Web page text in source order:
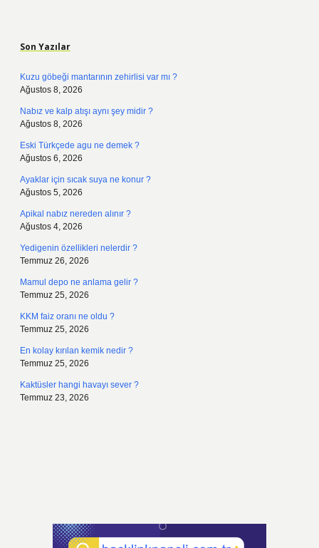
Son Yazılar
Kuzu göbeği mantarının zehirlisi var mı ?
Ağustos 8, 2026
Nabız ve kalp atışı aynı şey midir ?
Ağustos 8, 2026
Eski Türkçede agu ne demek ?
Ağustos 6, 2026
Ayaklar için sıcak suya ne konur ?
Ağustos 5, 2026
Apikal nabız nereden alınır ?
Ağustos 4, 2026
Yedigenin özellikleri nelerdir ?
Temmuz 26, 2026
Mamul depo ne anlama gelir ?
Temmuz 25, 2026
KKM faiz oranı ne oldu ?
Temmuz 25, 2026
En kolay kırılan kemik nedir ?
Temmuz 25, 2026
Kaktüsler hangi havayı sever ?
Temmuz 23, 2026